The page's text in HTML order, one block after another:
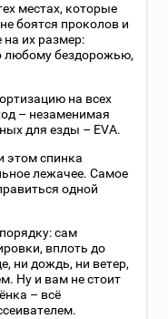
местах, которые
боятся проколов и
их размер:
любому бездорожью,
на всех
– незаменимая
для езды – EVA.
этом спинка
лежачее. Самое
одной
сам
вплоть до
ни дождь, ни ветер,
Ну и вам не стоит
– всё